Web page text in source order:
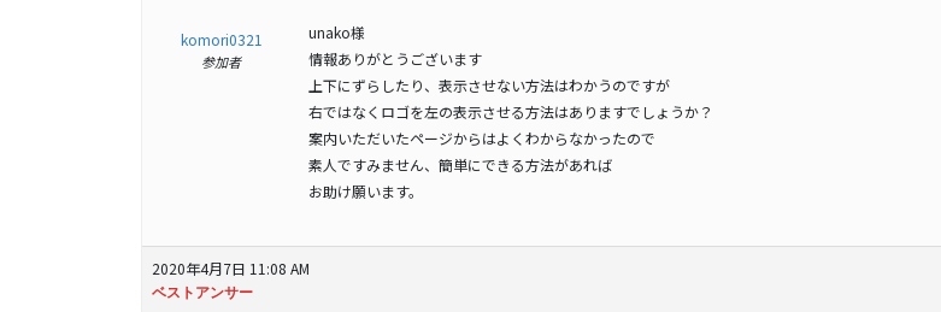
komori0321
参加者
unako様
情報ありがとうございます
上下にずらしたり、表示させない方法はわかうのですが
右ではなくロゴを左の表示させる方法はありますでしょうか？
案内いただいたページからはよくわからなかったので
素人ですみません、簡単にできる方法があれば
お助け願います。
2020年4月7日 11:08 AM
ベストアンサー